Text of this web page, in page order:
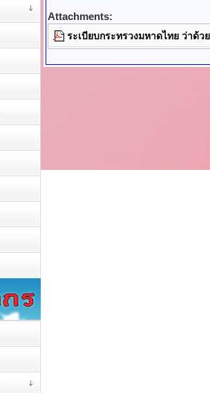
Attachments:
ระเบียบกระทรวงมหาดไทย ว่าด้ว